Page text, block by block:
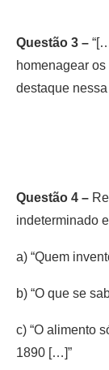
Questão 3 –
homenagear
destaque
Questão 4 –
indeterminado
a) “Quem
b) “O que se
c) “O alimento
1890 […]”